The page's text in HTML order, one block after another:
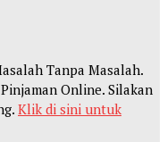
Tanpa Masalah.
Online. Silakan
Klik di sini untuk